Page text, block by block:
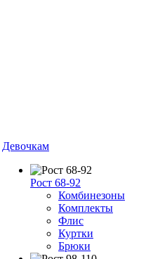
Девочкам
Рост 68-92
Комбинезоны
Комплекты
Флис
Куртки
Брюки